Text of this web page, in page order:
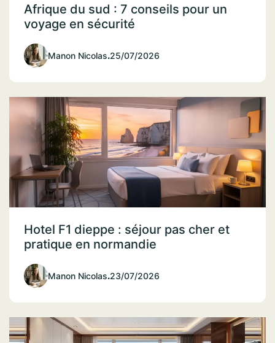
Afrique du sud : 7 conseils pour un
voyage en sécurité
Manon Nicolas.25/07/2026
Hotel F1 dieppe : séjour pas cher et
pratique en normandie
Manon Nicolas.23/07/2026